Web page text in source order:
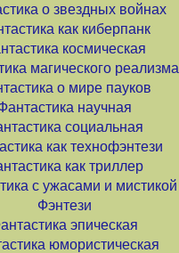
о звездных войнах
как киберпанк
космическая
магического реализма
о мире пауков
научная
социальная
как технофэнтези
как триллер
с ужасами и мистикой
Фэнтези
эпическая
юмористическая